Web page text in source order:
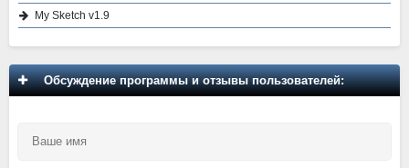
My Sketch v1.9
Обсуждение программы и отзывы пользователей: